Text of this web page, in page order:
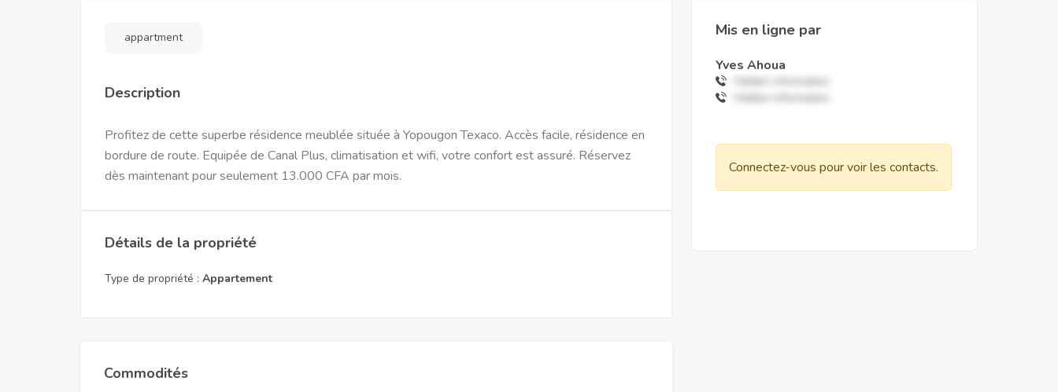
appartment
Description
Profitez de cette superbe résidence meublée située à Yopougon Texaco. Accès facile, résidence en
bordure de route. Equipée de Canal Plus, climatisation et wifi, votre confort est assuré. Réservez
dès maintenant pour seulement 13.000 CFA par mois.
Détails de la propriété
Type de propriété : Appartement
Commodités
Mis en ligne par
Yves Ahoua
Hidden information
Hidden information
Connectez-vous pour voir les contacts.